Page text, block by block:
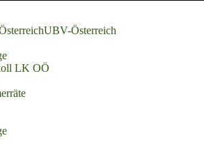
UBV-Österreich
LK OÖ